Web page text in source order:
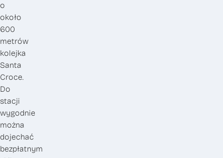
o
około
600
metrów
kolejka
Santa
Croce.
Do
stacji
wygodnie
można
dojechać
bezpłatnym